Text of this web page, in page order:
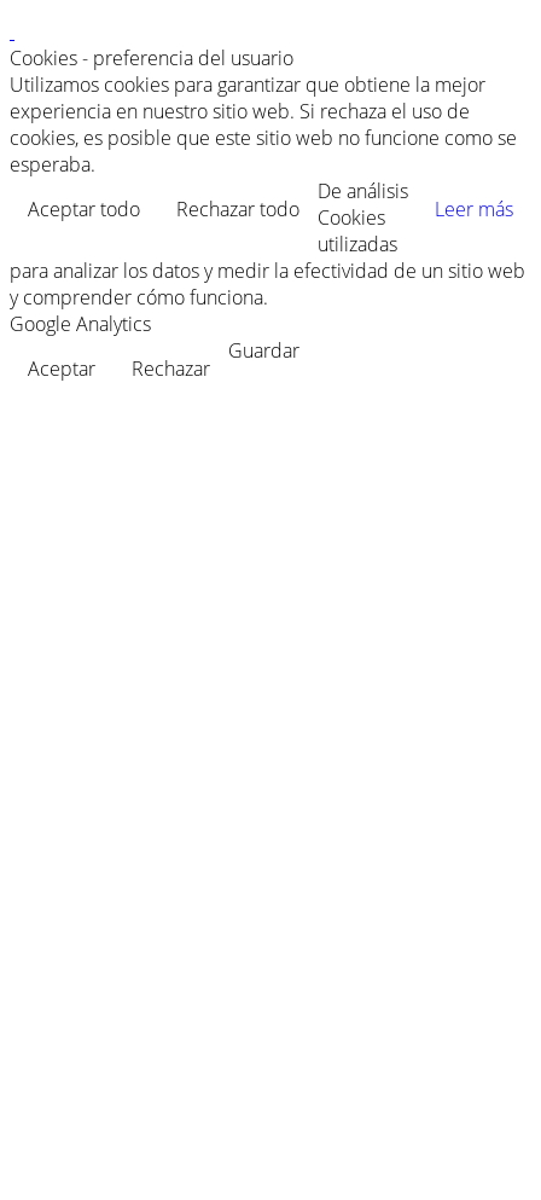
Cookies - preferencia del usuario
Utilizamos cookies para garantizar que obtiene la mejor
experiencia en nuestro sitio web. Si rechaza el uso de
cookies, es posible que este sitio web no funcione como se
esperaba.
Aceptar todo
Rechazar todo Leer más
De análisis
Cookies
utilizadas
para analizar los datos y medir la efectividad de un sitio web
y comprender cómo funciona.
Google Analytics
Aceptar
Rechazar
Guardar